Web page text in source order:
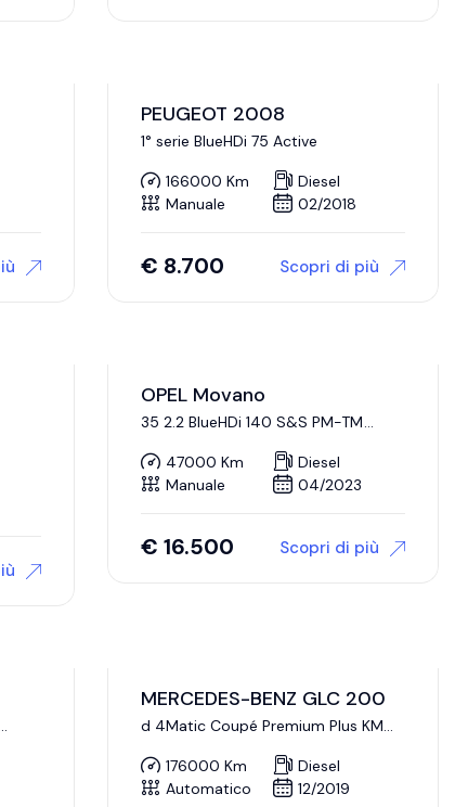
PEUGEOT 2008
1° serie BlueHDi 75 Active
166000 Km
Diesel
Manuale
02/2018
€ 8.700 Scopri di più
OPEL Movano
35 2.2 BlueHDi 140 S&S PM-TM
47000 Km
Diesel
Manuale
04/2023
€ 16.500 Scopri di più
MERCEDES-BENZ GLC 200
d 4Matic Coupé Premium Plus KM
176000 Km
Diesel
Automatico
12/2019